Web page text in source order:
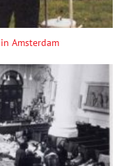
Amsterdam